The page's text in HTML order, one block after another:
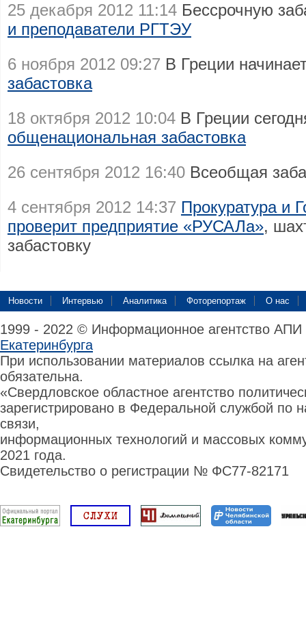
25 декабря 2012 11:14 Бессрочную
и преподаватели РГТЭУ
6 ноября 2012 09:27 В Греции
забастовка
18 октября 2012 10:04 В Греции
общенациональная забастовка
26 сентября 2012 16:40 Всеобщая
4 сентября 2012 14:37 Прокуратура и
проверит предприятие «РУСАЛа»,
забастовку
Новости Интервью Аналитика Фоторепортаж О нас
1999 - 2022 © Информационное агентство
Екатеринбурга
При использовании материалов ссылка на
обязательна.
«Свердловское областное агентство
зарегистрировано в Федеральной службой по
связи,
информационных технологий и массовых
2021 года.
Свидетельство о регистрации № ФС77-82171